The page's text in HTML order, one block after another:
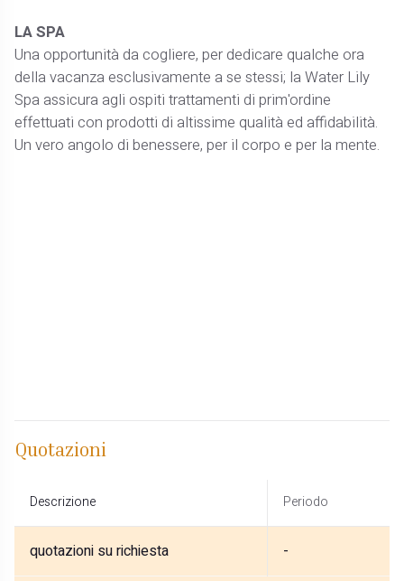
LA SPA
Una opportunità da cogliere, per dedicare qualche ora
della vacanza esclusivamente a se stessi; la Water Lily
Spa assicura agli ospiti trattamenti di prim'ordine
effettuati con prodotti di altissime qualità ed affidabilità.
Un vero angolo di benessere, per il corpo e per la mente.
Quotazioni
Descrizione Periodo
quotazioni su richiesta -